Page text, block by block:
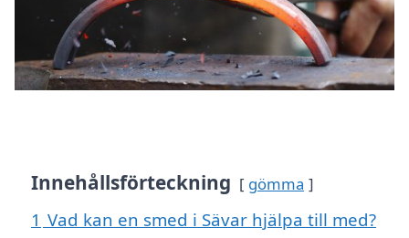
Innehållsförteckning gömma
1 Vad kan en smed i Sävar hjälpa till med?